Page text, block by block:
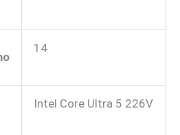
14
Intel Core Ultra 5 226V